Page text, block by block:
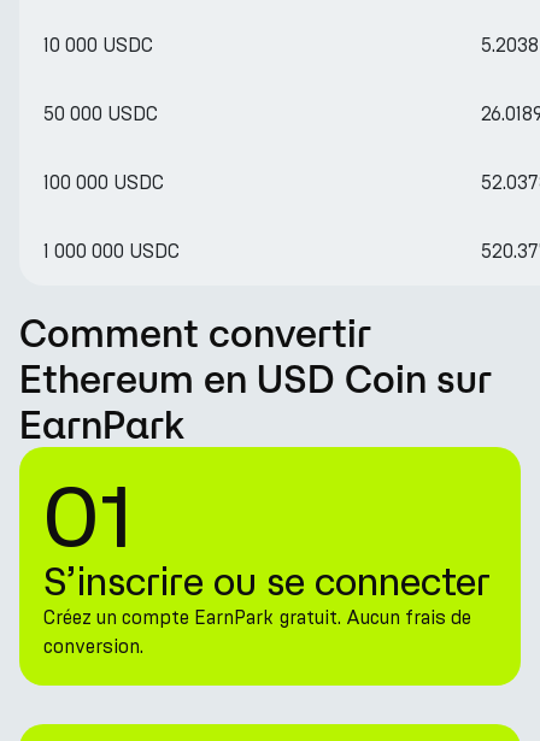
10 000 USDC
50 000 USDC
100 000 USDC
1 000 000 USDC
Comment convertir
Ethereum en USD Coin sur
EarnPark
01
S’inscrire ou se connecter
Créez un compte EarnPark gratuit. Aucun frais de
conversion.